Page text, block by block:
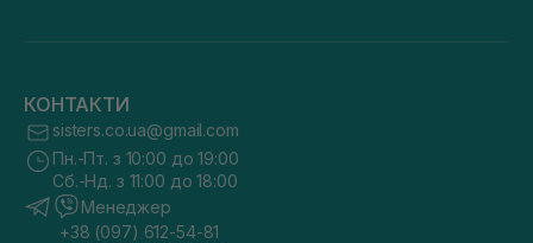
КОНТАКТИ
sisters.co.ua@gmail.com
Пн.-Пт. з 10:00 до 19:00
Сб.-Нд. з 11:00 до 18:00
Менеджер
+38 (097) 612-54-81